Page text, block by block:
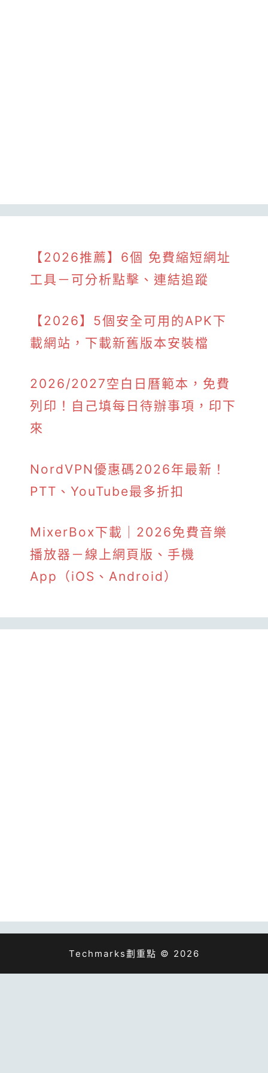
【2026推薦】6個 免費縮短網址
工具－可分析點擊、連結追蹤
【2026】5個安全可用的APK下
載網站，下載新舊版本安裝檔
2026/2027空白日曆範本，免費
列印！自己填每日待辦事項，印下
來
NordVPN優惠碼2026年最新！
PTT、YouTube最多折扣
MixerBox下載｜2026免費音樂
播放器－線上網頁版、手機
App（iOS、Android）
Techmarks劃重點 © 2026